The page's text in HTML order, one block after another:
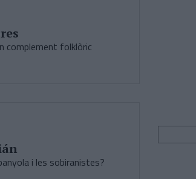
complement folklòric
i les sobiranistes?